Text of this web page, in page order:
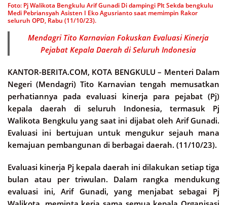
Foto: Pj Walikota Bengkulu Arif Gunadi Di dampingi Plt Sekda bengkulu
Medi Pebriansyah Asisten I Eko Agusrianto saat memimpin Rakor
seluruh OPD, Rabu (11/10/23).
Mendagri Tito Karnavian Fokuskan Evaluasi Kinerja
Pejabat Kepala Daerah di Seluruh Indonesia
KANTOR-BERITA.COM, KOTA BENGKULU – Menteri Dalam
Negeri (Mendagri) Tito Karnavian tengah memusatkan
perhatiannya pada evaluasi kinerja para pejabat (Pj)
kepala daerah di seluruh Indonesia, termasuk Pj
Walikota Bengkulu yang saat ini dijabat oleh Arif Gunadi.
Evaluasi ini bertujuan untuk mengukur sejauh mana
kemajuan pembangunan di berbagai daerah. (11/10/23).
Evaluasi kinerja Pj kepala daerah ini dilakukan setiap tiga
bulan atau per triwulan. Dalam rangka mendukung
evaluasi ini, Arif Gunadi, yang menjabat sebagai Pj